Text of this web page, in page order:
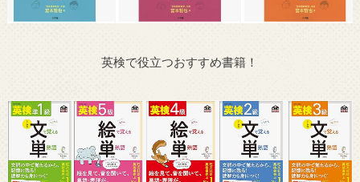
英検で役立つおすすめ書籍！